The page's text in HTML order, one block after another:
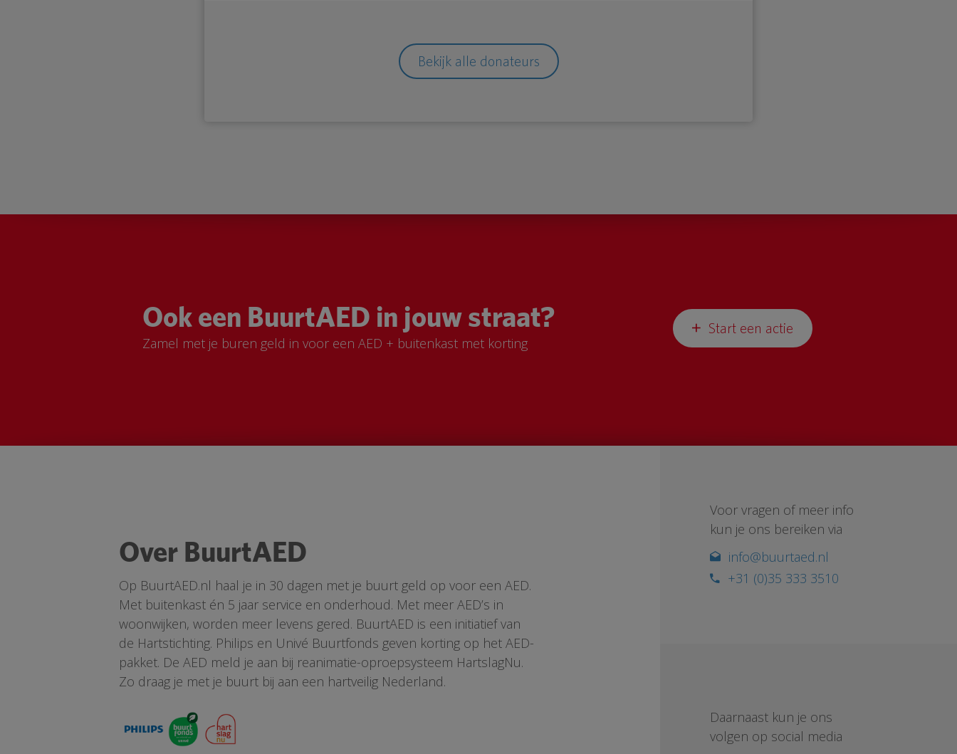
Bekijk alle donateurs
Ook een BuurtAED in jouw straat?
Zamel met je buren geld in voor een AED + buitenkast met korting
Start een actie
Over BuurtAED
Op BuurtAED.nl haal je in 30 dagen met je buurt geld op voor een AED.
Met buitenkast én 5 jaar service en onderhoud. Met meer AED’s in
woonwijken, worden meer levens gered. BuurtAED is een initiatief van
de Hartstichting. Philips en Univé Buurtfonds geven korting op het AED-
pakket. De AED meld je aan bij reanimatie-oproepsysteem HartslagNu.
Zo draag je met je buurt bij aan een hartveilig Nederland.
Voor vragen of meer info
kun je ons bereiken via
info@buurtaed.nl
+31 (0)35 333 3510
Daarnaast kun je ons
volgen op social media